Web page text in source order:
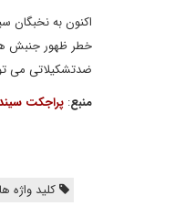
اکنون به نخبگان
خطر ظهور جنبش
ضدتشکیلاتی می
منبع: پراجکت
کلید واژه